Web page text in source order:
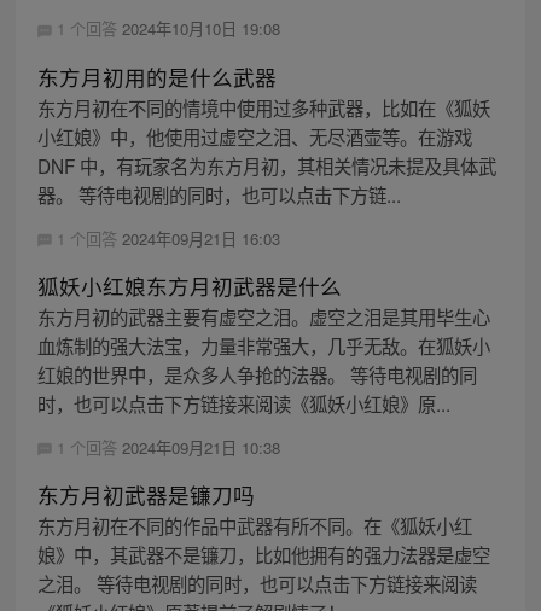
1 个回答 2024年10月10日 19:08
东方月初用的是什么武器
东方月初在不同的情境中使用过多种武器，比如在《狐妖
小红娘》中，他使用过虚空之泪、无尽酒壶等。在游戏
DNF 中，有玩家名为东方月初，其相关情况未提及具体武
器。 等待电视剧的同时，也可以点击下方链...
1 个回答 2024年09月21日 16:03
狐妖小红娘东方月初武器是什么
东方月初的武器主要有虚空之泪。虚空之泪是其用毕生心
血炼制的强大法宝，力量非常强大，几乎无敌。在狐妖小
红娘的世界中，是众多人争抢的法器。 等待电视剧的同
时，也可以点击下方链接来阅读《狐妖小红娘》原...
1 个回答 2024年09月21日 10:38
东方月初武器是镰刀吗
东方月初在不同的作品中武器有所不同。在《狐妖小红
娘》中，其武器不是镰刀，比如他拥有的强力法器是虚空
之泪。 等待电视剧的同时，也可以点击下方链接来阅读